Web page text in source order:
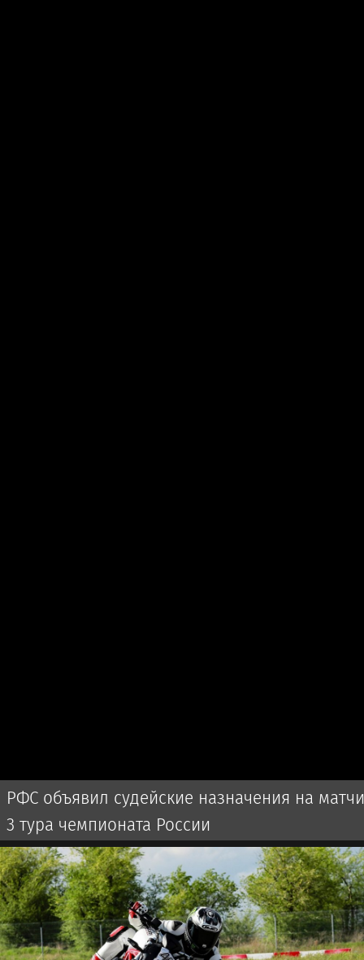
РФС объявил судейские назначения на матчи
3 тура чемпионата России